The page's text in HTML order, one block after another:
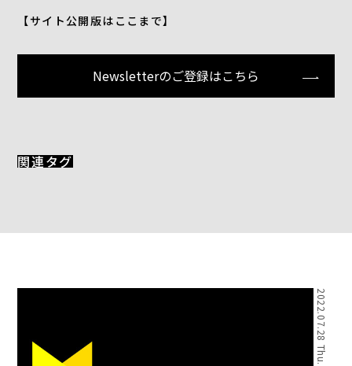
【サイト公開版はここまで】
Newsletterのご登録はこちら
関連タグ
2022.07.28 Thu.